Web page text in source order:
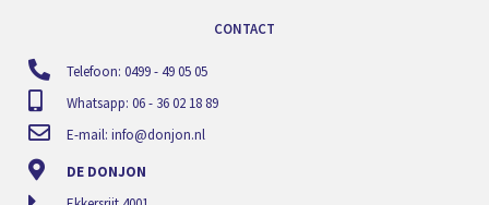
CONTACT
Telefoon: 0499 - 49 05 05
Whatsapp: 06 - 36 02 18 89
E-mail: info@donjon.nl
DE DONJON